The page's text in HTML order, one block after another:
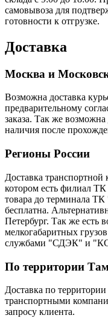
самовывоза для
готовности к отгрузке.
Доставка
Москва и
Возможна доставка
предварительному
заказа. Так же возможна
наличия после
Регионы России
Доставка
котором есть филиал
товара до терминала
бесплатна.
Петербург. Так же есть
мелкогабаритных
службами "СДЭК" и
По территории
Доставка по
транспортными
запросу клиента.